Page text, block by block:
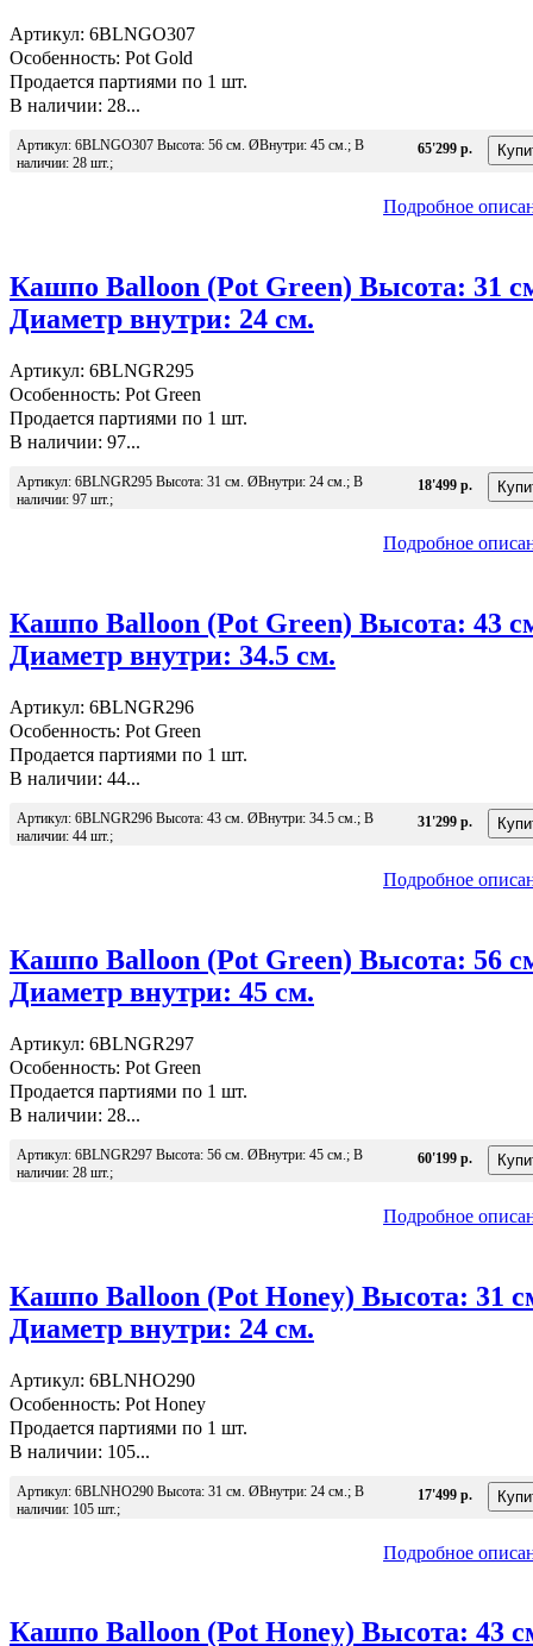
Артикул: 6BLNGO307
Особенность: Pot Gold
Продается партиями по 1 шт.
В наличии: 28...
Артикул: 6BLNGO307 Высота: 56 см. ØВнутри: 45 см.; В
наличии: 28 шт.;
65'299 р.
Подробное
Кашпо Balloon (Pot Green) Высота: 31
Диаметр внутри: 24 см.
Артикул: 6BLNGR295
Особенность: Pot Green
Продается партиями по 1 шт.
В наличии: 97...
Артикул: 6BLNGR295 Высота: 31 см. ØВнутри: 24 см.; В
наличии: 97 шт.;
18'499 р.
Подробное
Кашпо Balloon (Pot Green) Высота: 43
Диаметр внутри: 34.5 см.
Артикул: 6BLNGR296
Особенность: Pot Green
Продается партиями по 1 шт.
В наличии: 44...
Артикул: 6BLNGR296 Высота: 43 см. ØВнутри: 34.5 см.; В
наличии: 44 шт.;
31'299 р.
Подробное
Кашпо Balloon (Pot Green) Высота: 56
Диаметр внутри: 45 см.
Артикул: 6BLNGR297
Особенность: Pot Green
Продается партиями по 1 шт.
В наличии: 28...
Артикул: 6BLNGR297 Высота: 56 см. ØВнутри: 45 см.; В
наличии: 28 шт.;
60'199 р.
Подробное
Кашпо Balloon (Pot Honey) Высота: 31
Диаметр внутри: 24 см.
Артикул: 6BLNHO290
Особенность: Pot Honey
Продается партиями по 1 шт.
В наличии: 105...
Артикул: 6BLNHO290 Высота: 31 см. ØВнутри: 24 см.; В
наличии: 105 шт.;
17'499 р.
Подробное
Кашпо Balloon (Pot Honey) Высота: 43